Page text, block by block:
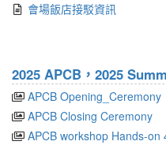
會場飯店接駁資訊
2025 APCB，2025
APCB Opening_Ceremony
APCB Closing Ceremony
APCB workshop Hands-on